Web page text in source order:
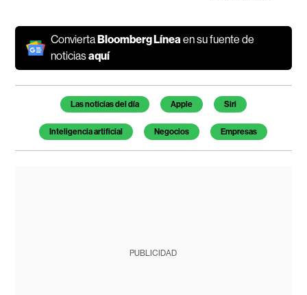
ConviertaBloomberg Líneaen su fuente de
noticiasaquí
Temas de este artículo
Las noticias del día Apple Siri
Inteligencia artificial Negocios Empresas
PUBLICIDAD